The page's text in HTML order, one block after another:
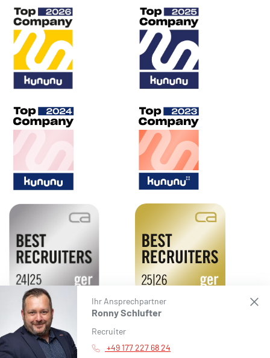
Ihr Ansprechpartner
Ronny Schlufter
Recruiter
+49 177 227 68 24
Impressum/Datenschutz
Cookie Settings